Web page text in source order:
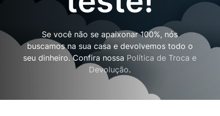
Se você não se apaixonar 100%, nós
buscamos na sua casa e devolvemos todo o
seu dinheiro. Confira nossa Política de Troca e
Devolução.